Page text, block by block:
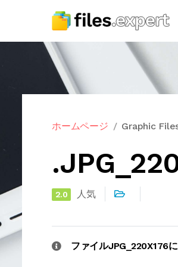
ホームページ Graphic
2.0 人気
ファイルJPG_220X176